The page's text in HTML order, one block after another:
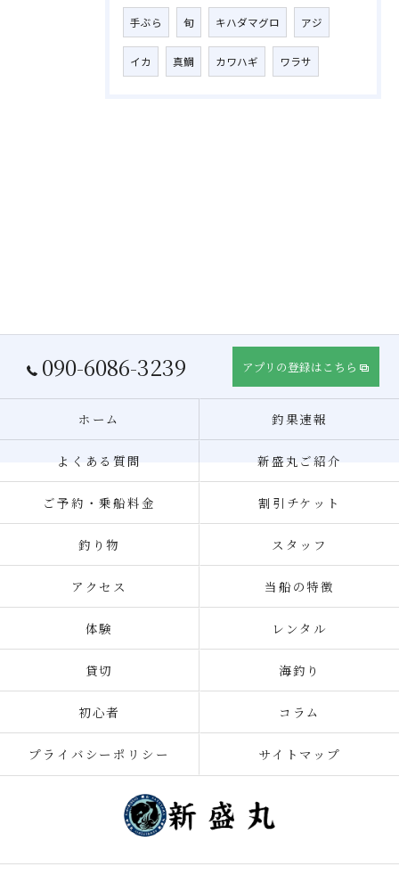
手ぶら 旬 キハダマグロ アジ
イカ 真鯛 カワハギ ワラサ
090-6086-3239 アプリの登録はこちら
ホーム 釣果速報
よくある質問 新盛丸ご紹介
ご予約・乗船料金 割引チケット
釣り物 スタッフ
アクセス 当船の特徴
体験 レンタル
貸切 海釣り
初心者 コラム
プライバシーポリシー サイトマップ